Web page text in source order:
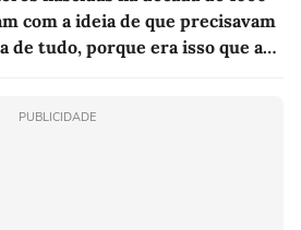
com a ideia de que precisavam
de tudo, porque era isso que a
PUBLICIDADE